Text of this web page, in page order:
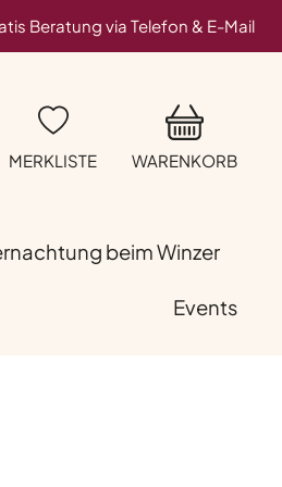
Beratung via Telefon & E-Mail
MERKLISTE WARENKORB
beim Winzer
Events